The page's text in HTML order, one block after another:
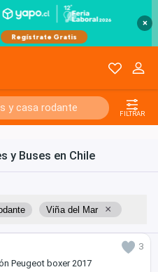
×
FILTRAR
y Buses en Chile
Viña del Mar ×
3
Peugeot boxer 2017